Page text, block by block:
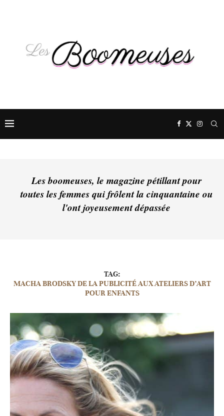
Les boomeuses, le magazine pétillant pour
toutes les femmes qui frôlent la cinquantaine ou
l'ont joyeusement dépassée
TAG:
MACHA BRODSKY DE LA PUBLICITÉ AUX ATELIERS D’ART
POUR ENFANTS